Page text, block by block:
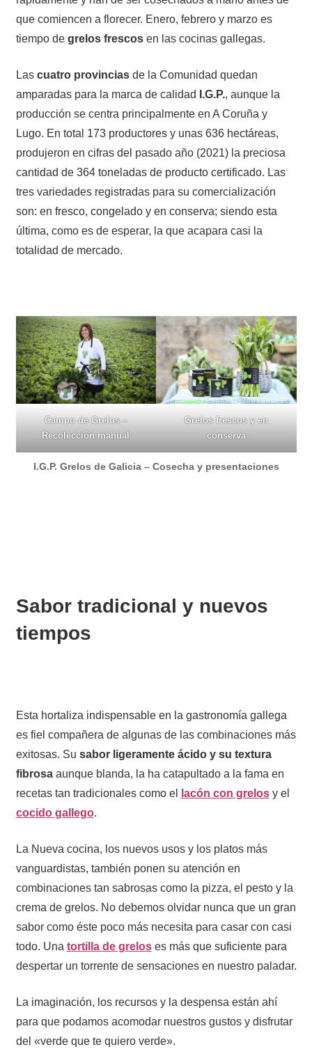
que comiencen a florecer. Enero, febrero y marzo es
tiempo de grelos frescosen las cocinas gallegas.
Las cuatro provinciasde la Comunidad quedan
amparadas para la marca de calidad
I.G.P., aunque la
producción se centra principalmente en A Coruña y
Lugo. En total 173 productores y unas 636 hectáreas,
produjeron en cifras del pasado año (2021) la preciosa
cantidad de 364 toneladas de producto certificado. Las
tres variedades registradas para su comercialización
son: en fresco, congelado y en conserva; siendo esta
última, como es de esperar, la que acapara casi la
totalidad de mercado.
Campo de Grelos –
Recolección manual
Grelos frescos y en
conserva
I.G.P. Grelos de Galicia – Cosecha y presentaciones
Sabor tradicional y nuevos
tiempos
Esta hortaliza indispensable en la gastronomía gallega
es fiel compañera de algunas de las combinaciones más
exitosas. Su sabor ligeramente ácido y su textura
fibrosaaunque blanda, la ha catapultado a la fama en
recetas tan tradicionales como el
lacón con grelosy el
cocido gallego.
La Nueva cocina, los nuevos usos y los platos más
vanguardistas, también ponen su atención en
combinaciones tan sabrosas como la pizza, el pesto y la
crema de grelos. No debemos olvidar nunca que un gran
sabor como éste poco más necesita para casar con casi
todo. Una tortilla de greloses más que suficiente para
despertar un torrente de sensaciones en nuestro paladar.
La imaginación, los recursos y la despensa están ahí
para que podamos acomodar nuestros gustos y disfrutar
del «verde que te quiero verde».